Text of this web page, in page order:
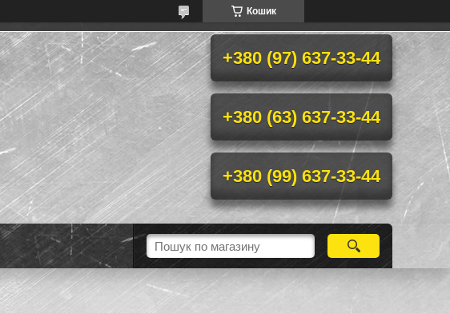
Кошик
+380 (97) 637-33-44
+380 (63) 637-33-44
+380 (99) 637-33-44